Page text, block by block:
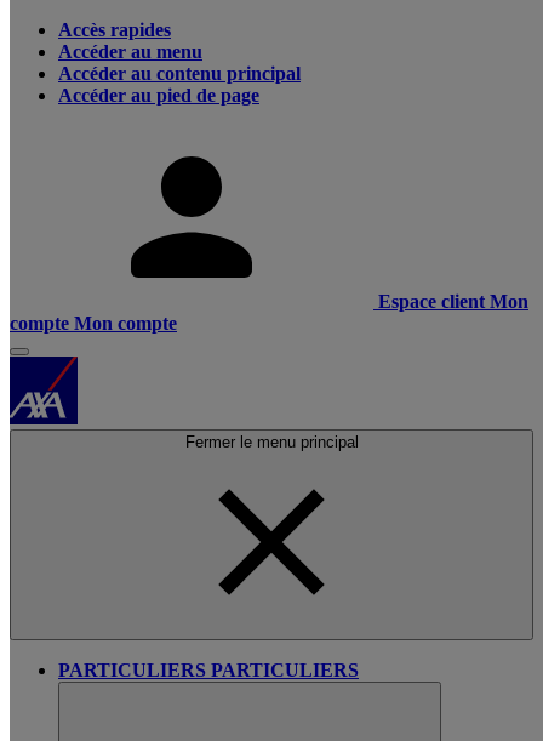
Accès rapides
Accéder au menu
Accéder au contenu principal
Accéder au pied de page
Espace client Mon
compte Mon compte
Fermer le menu principal
PARTICULIERS PARTICULIERS